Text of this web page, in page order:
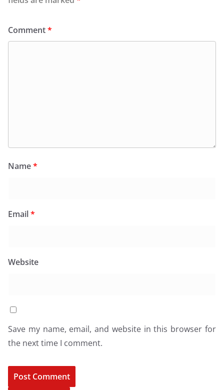
Comment*
Name*
Email*
Website
Save my name, email, and website in this browser for
the next time I comment.